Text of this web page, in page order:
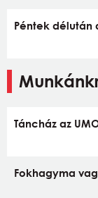
Péntek délután
Táncház az
Fokhagyma